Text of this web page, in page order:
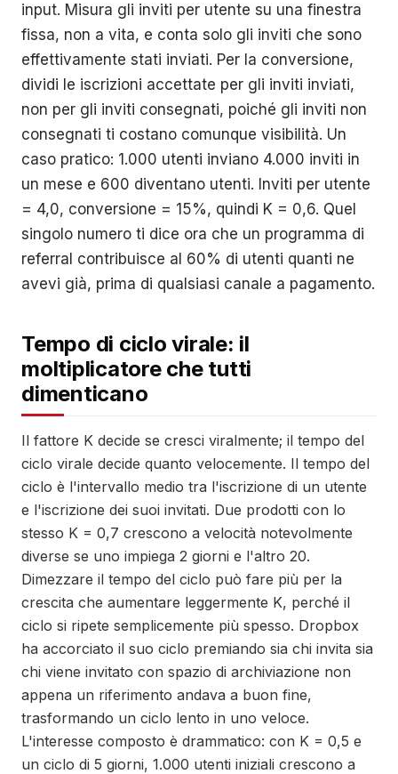
input. Misura gli inviti per utente su una finestra
fissa, non a vita, e conta solo gli inviti che sono
effettivamente stati inviati. Per la conversione,
dividi le iscrizioni accettate per gli inviti inviati,
non per gli inviti consegnati, poiché gli inviti non
consegnati ti costano comunque visibilità. Un
caso pratico: 1.000 utenti inviano 4.000 inviti in
un mese e 600 diventano utenti. Inviti per utente
= 4,0, conversione = 15%, quindi K = 0,6. Quel
singolo numero ti dice ora che un programma di
referral contribuisce al 60% di utenti quanti ne
avevi già, prima di qualsiasi canale a pagamento.
Tempo di ciclo virale: il
moltiplicatore che tutti
dimenticano
Il fattore K decide se cresci viralmente; il tempo del
ciclo virale decide quanto velocemente. Il tempo del
ciclo è l'intervallo medio tra l'iscrizione di un utente
e l'iscrizione dei suoi invitati. Due prodotti con lo
stesso K = 0,7 crescono a velocità notevolmente
diverse se uno impiega 2 giorni e l'altro 20.
Dimezzare il tempo del ciclo può fare più per la
crescita che aumentare leggermente K, perché il
ciclo si ripete semplicemente più spesso. Dropbox
ha accorciato il suo ciclo premiando sia chi invita sia
chi viene invitato con spazio di archiviazione non
appena un riferimento andava a buon fine,
trasformando un ciclo lento in uno veloce.
L'interesse composto è drammatico: con K = 0,5 e
un ciclo di 5 giorni, 1.000 utenti iniziali crescono a